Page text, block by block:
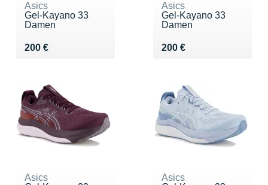
Asics
Gel-Kayano 33
Damen
200 €
Vendu 200 €
Asics
Gel-Kayano 33
Damen
200 €
Vendu 200 €
Asics
Asics